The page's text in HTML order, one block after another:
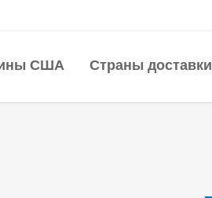
США Страны доставки